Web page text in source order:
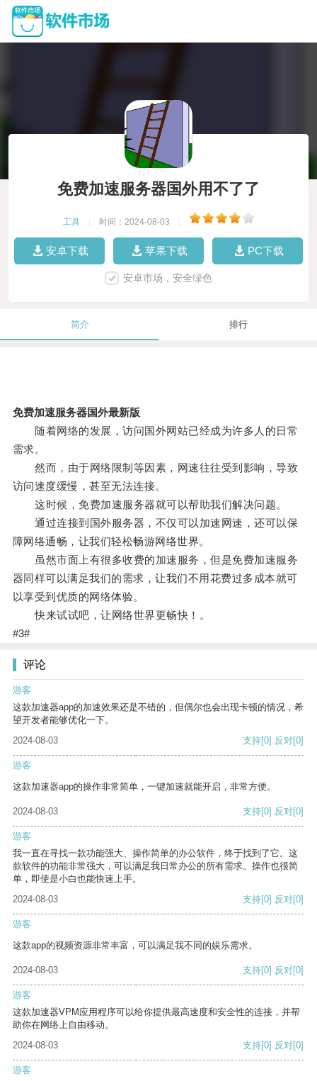
免费加速服务器国外用不了了
工具 时间：2024-08-03
安卓下载 苹果下载 PC下载
安卓市场，安全绿色
简介 排行
免费加速服务器国外最新版
随着网络的发展，访问国外网站已经成为许多人的日常
需求。
然而，由于网络限制等因素，网速往往受到影响，导致
访问速度缓慢，甚至无法连接。
这时候，免费加速服务器就可以帮助我们解决问题。
通过连接到国外服务器，不仅可以加速网速，还可以保
障网络通畅，让我们轻松畅游网络世界。
虽然市面上有很多收费的加速服务，但是免费加速服务
器同样可以满足我们的需求，让我们不用花费过多成本就可
以享受到优质的网络体验。
快来试试吧，让网络世界更畅快！。
#3#
评论
游客
这款加速器app的加速效果还是不错的，但偶尔也会出现卡顿的情况，希
望开发者能够优化一下。
2024-08-03
支持[0] 反对[0]
游客
这款加速器app的操作非常简单，一键加速就能开启，非常方便。
2024-08-03 支持[0] 反对[0]
游客
我一直在寻找一款功能强大、操作简单的办公软件，终于找到了它。这
款软件的功能非常强大，可以满足我日常办公的所有需求。操作也很简
单，即使是小白也能快速上手。
2024-08-03
支持[0] 反对[0]
游客
这款app的视频资源非常丰富，可以满足我不同的娱乐需求。
2024-08-03 支持[0] 反对[0]
游客
这款加速器VPM应用程序可以给你提供最高速度和安全性的连接，并帮
助你在网络上自由移动。
2024-08-03
支持[0] 反对[0]
游客